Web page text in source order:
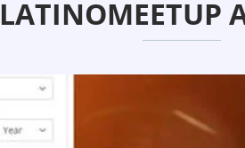
LATINOMEETUP